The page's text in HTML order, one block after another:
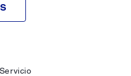
Servicio